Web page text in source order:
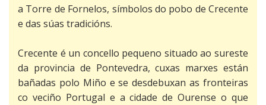
a Torre de Fornelos, símbolos do pobo de Crecente
e das súas tradicións.
Crecente é un concello pequeno situado ao sureste
da provincia de Pontevedra, cuxas marxes están
bañadas polo Miño e se desdebuxan as fronteiras
co veciño Portugal e a cidade de Ourense o que